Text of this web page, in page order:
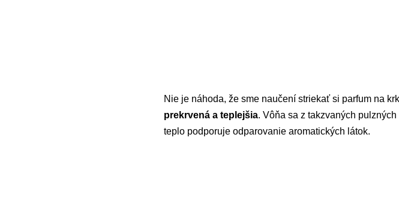
Nie je náhoda, že sme naučení striekať si parfum na
prekrvená a teplejšia. Vôňa sa z takzvaných
teplo podporuje odparovanie aromatických látok.